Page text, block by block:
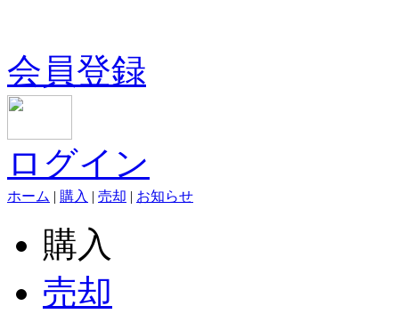
会員登録
ログイン
ホーム | 購入 | 売却 | お知らせ
購入
売却